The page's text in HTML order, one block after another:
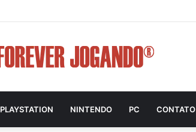
PLAYSTATION NINTENDO PC CONTATO